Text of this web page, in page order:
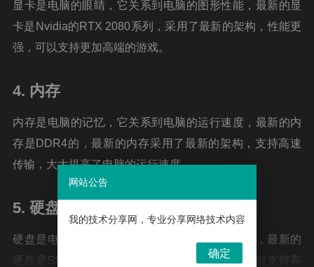
显卡是电脑的眼睛，它关系到电脑的图形性能，最新的显
卡是Nvidia的RTX 2080系列，采用了最新的架构，性能更
强，可以支持更加高端的游戏。
4. 内存
内存是电脑的记忆，它关系到电脑的运行速度，最新的内
存是DDR4的，最新的内存采用了最新的架构，支持高速
传输，大大提高了电脑的运行速度。
5. 硬盘
硬盘是电脑的存储器，它关系到电脑的存储空间，最新的
硬盘是SSD固态硬盘，它采用了最新的技术，可以支持高
网站公告
我的技术分享网，专业分享网络技术内容
确定